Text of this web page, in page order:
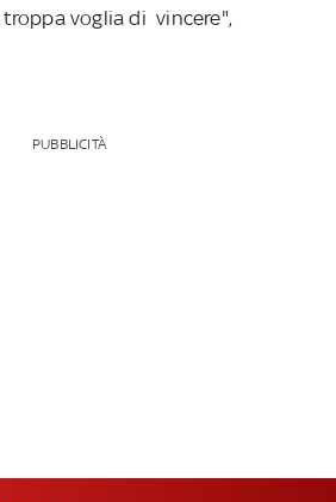
voglia di vincere",
PUBBLICITÀ